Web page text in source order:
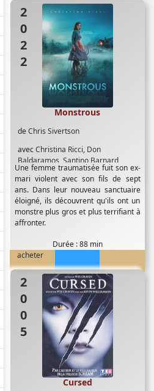
2022
deChris Sivertson
avecChristina Ricci, Don
Baldaramos Santino Barnard
Monstrous
Une femme traumatisée fuit son ex-
mari violent avec son fils de sept
ans. Dans leur nouveau sanctuaire
éloigné, ils découvrent qu'ils ont un
monstre plus gros et plus terrifiant à
affronter.
Durée : 88 min
acheter
2005
Cursed